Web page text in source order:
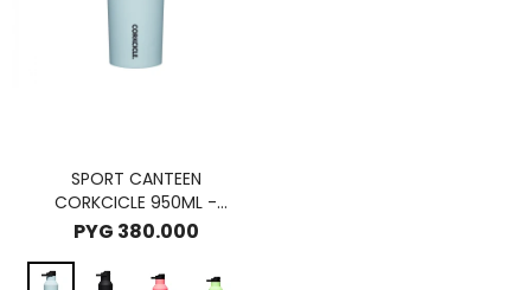
SPORT CANTEEN
CORKCICLE 950ML -
POWDER BLUE
PYG 380.000